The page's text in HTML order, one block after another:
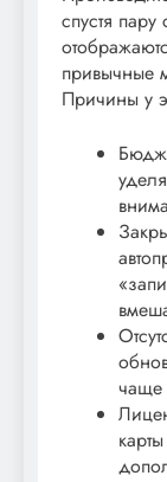
спустя
привычные
Причины у
чаще